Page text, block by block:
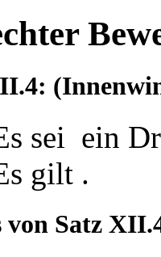
sei ein
gilt .
von Satz